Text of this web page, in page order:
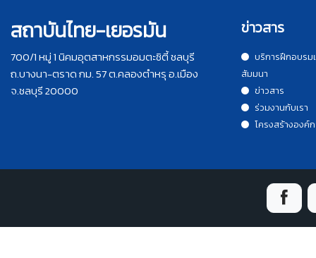
สถาบันไทย-เยอรมัน
700/1 หมู่ 1 นิคมอุตสาหกรรมอมตะซิตี้ ชลบุรี
ถ.บางนา-ตราด กม. 57 ต.คลองตำหรุ อ.เมือง
จ.ชลบุรี 20000
ข่าวสาร
บริการฝึกอบรม
สัมมนา
ข่าวสาร
ร่วมงานกับเรา
โครงสร้างองค์